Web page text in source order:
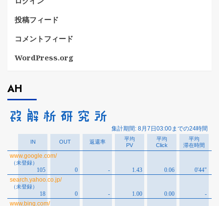
投稿フィード
コメントフィード
WordPress.org
AH